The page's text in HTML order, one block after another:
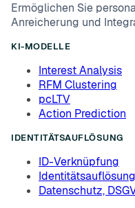
Ermöglichen Sie
Anreicherung und
KI-MODELLE
Interest Analysis
RFM Clustering
pcLTV
Action Prediction
IDENTITÄTSAUFLÖSUNG
ID-Verknüpfung
Identitätsauflösung
Datenschutz,